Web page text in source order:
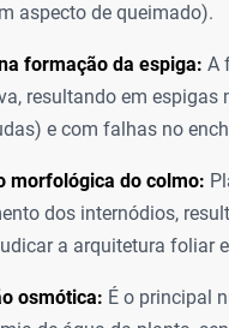
aspecto de queimado).
formação da espiga: A
resultando em
e com falhas no
morfológica do colmo:
dos internódios,
a arquitetura foliar
osmótica: É o principal